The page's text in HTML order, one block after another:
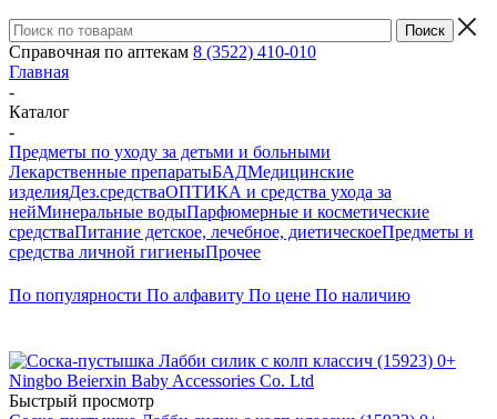
Справочная по аптекам 8 (3522) 410-010
Главная
-
Каталог
-
Предметы по уходу за детьми и больными
Лекарственные препаратыБАДМедицинские
изделияДез.средстваОПТИКА и средства ухода за
нейМинеральные водыПарфюмерные и косметические
средстваПитание детское, лечебное, диетическоеПредметы и
средства личной гигиеныПрочее
По популярности По алфавиту По цене По наличию
Быстрый просмотр